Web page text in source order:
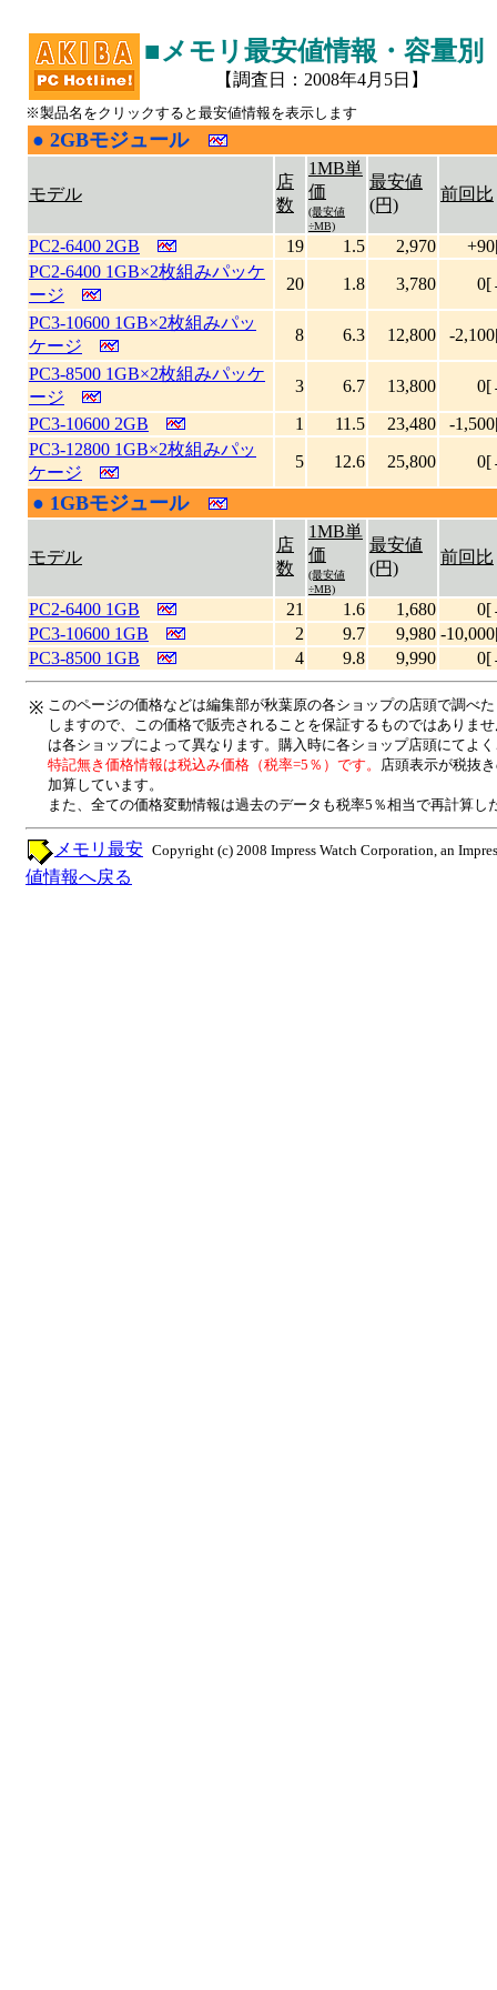
■メモリ最安値情報・容量別
【調査日：2008年4月5日】
※製品名をクリックすると最安値情報を表示します
● 2GBモジュール
モデル
店
数
1MB単
価
(最安値
÷MB)
最安値
(円)
前回比
PC2-6400 2GB 19 1.5 2,970
PC2-6400 1GB×2枚組みパッケ
ージ
20 1.8 3,780
PC3-10600 1GB×2枚組みパッ
ケージ
8 6.3 12,800 -
PC3-8500 1GB×2枚組みパッケ
ージ
3 6.7 13,800
PC3-10600 2GB
1 11.5 23,480
-
PC3-12800 1GB×2枚組みパッ
ケージ
5 12.6 25,800
● 1GBモジュール
モデル
店
数
1MB単
価
(最安値
÷MB)
最安値
(円)
前回比
PC2-6400 1GB 21 1.6 1,680
PC3-10600 1GB
2 9.7 9,980 -
PC3-8500 1GB
4 9.8 9,990
※ このページの価格などは編集部が秋葉原の各ショップの店頭で調べ
しますので、この価格で販売されることを保証するものではありま
は各ショップによって異なります。購入時に各ショップ店頭にてよ
特記無き価格情報は税込み価格（税率=5％）です。 店頭表示が税抜
加算しています。
また、全ての価格変動情報は過去のデータも税率5％相当で再計算し
Copyright (c) 2008 Impress Watch Corporation, an
メモリ最安
値情報へ戻る